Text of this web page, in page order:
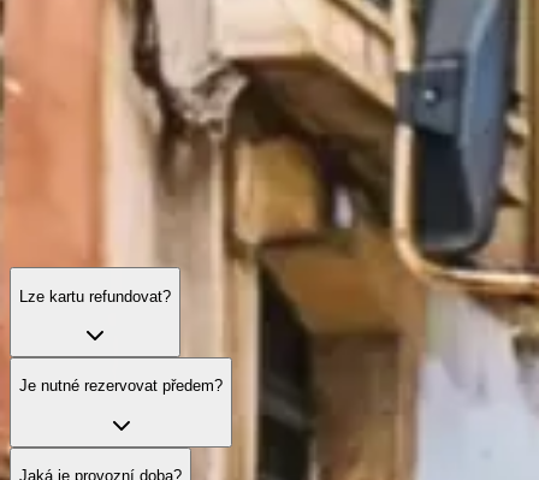
Vše, co potřebujete vědět o pokrytí služeb, platnosti, praktických
tipech i zvláštních situacích při používání karty v Lisabonu.
Lze kartu refundovat?
Je nutné rezervovat předem?
Jaká je provozní doba?